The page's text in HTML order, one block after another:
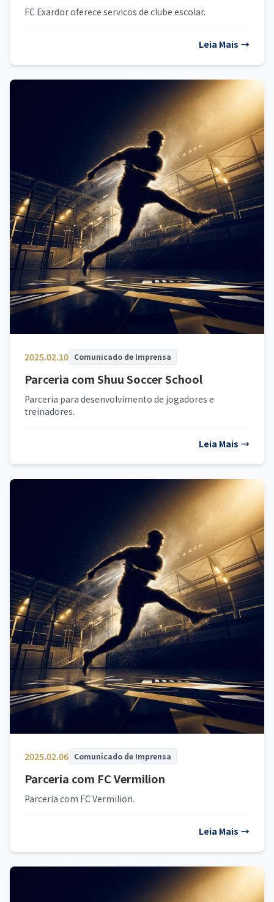
FC Exardor oferece servicos de clube escolar.
Leia Mais →
2025.02.10 Comunicado de Imprensa
Parceria com Shuu Soccer School
Parceria para desenvolvimento de jogadores e
treinadores.
Leia Mais →
2025.02.06 Comunicado de Imprensa
Parceria com FC Vermilion
Parceria com FC Vermilion.
Leia Mais →